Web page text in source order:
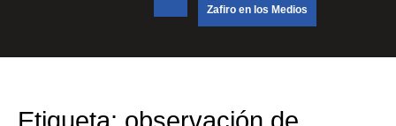
Botón
de
Zafiro en los Medios
NOW